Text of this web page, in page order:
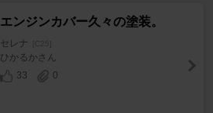
エンジンカバー久々の塗装。
セレナ [C25]
ひかるかさん
33
0